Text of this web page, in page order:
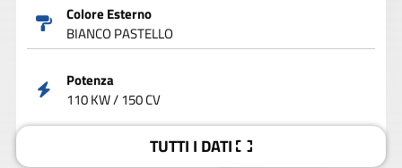
Colore Esterno
BIANCO PASTELLO
Potenza
110 KW / 150 CV
TUTTI I DATI